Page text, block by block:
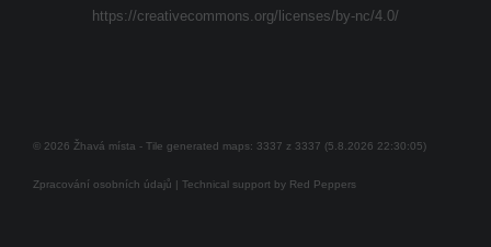
https://creativecommons.org/licenses/by-nc/4.0/
© 2026 Žhavá místa - Tile generated maps: 3337 z 3337 (5.8.2026 22:30:05)
Zpracování osobních údajů | Technical support by Red Peppers